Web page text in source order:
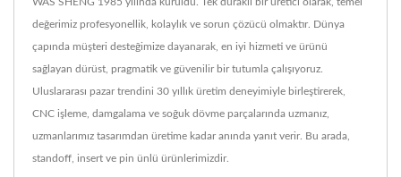
değerimiz profesyonellik, kolaylık ve sorun çözücü olmaktır. Dünya
çapında müşteri desteğimize dayanarak, en iyi hizmeti ve ürünü
sağlayan dürüst, pragmatik ve güvenilir bir tutumla çalışıyoruz.
Uluslararası pazar trendini 30 yıllık üretim deneyimiyle birleştirerek,
CNC işleme, damgalama ve soğuk dövme parçalarında uzmanız,
uzmanlarımız tasarımdan üretime kadar anında yanıt verir. Bu arada,
standoff, insert ve pin ünlü ürünlerimizdir.